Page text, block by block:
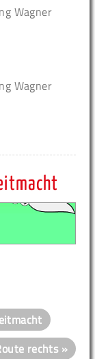
Wagner
Wagner
rechts »